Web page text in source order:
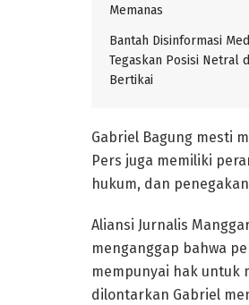
Memanas
Bantah Disinformasi
Tegaskan Posisi Netral
Bertikai
Gabriel Bagung mesti
Pers juga memiliki
hukum, dan
Aliansi Jurnalis
menganggap bahwa
mempunyai hak untuk
dilontarkan Gabriel